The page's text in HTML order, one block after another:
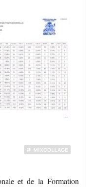
et de la Formation